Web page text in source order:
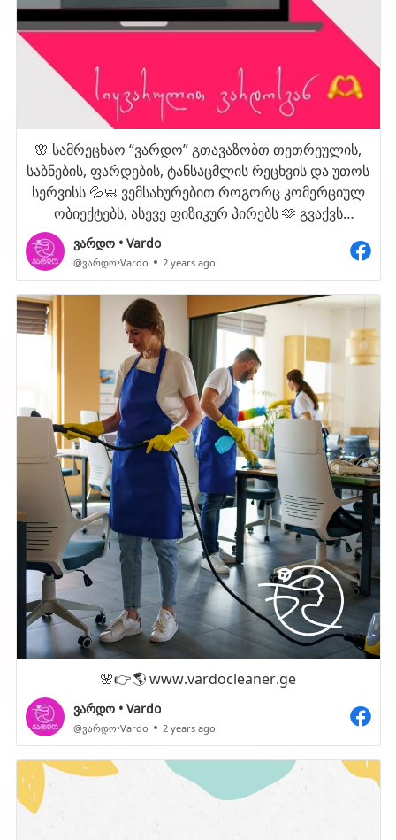
🌸 სამრეცხაო “ვარდო” გთავაზობთ თეთრეულის,
საბნების, ფარდების, ტანსაცმლის რეცხვის და უთოს
სერვისს 💦🧼 ვემსახურებით როგორც კომერციულ
ობიექტებს, ასევე ფიზიკურ პირებს 🫶 გვაქვს
ადგილზე მიწოდების სერვისი 🫶 👉☎️ 599 57 76 61
ვარდო • Vardo
@ვარდო•Vardo 2 years ago
🌸👉🌎 www.vardocleaner.ge
ვარდო • Vardo
@ვარდო•Vardo 2 years ago